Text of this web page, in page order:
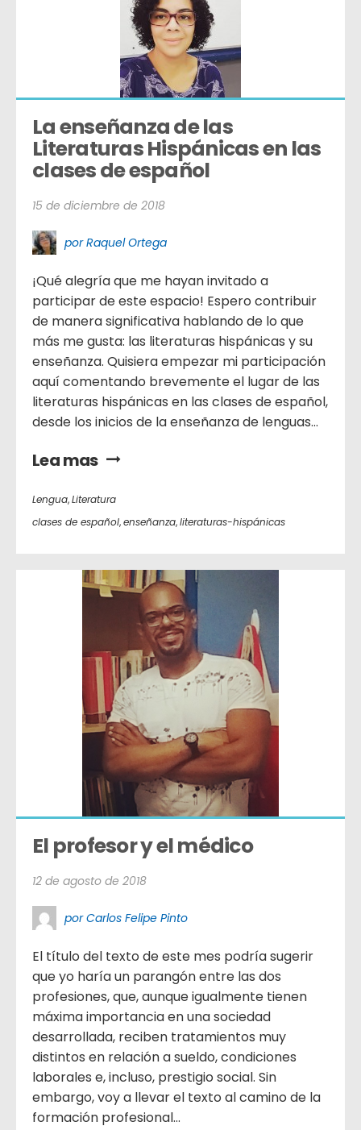
La enseñanza de las
Literaturas Hispánicas en las
clases de español
15 de diciembre de 2018
por Raquel Ortega
¡Qué alegría que me hayan invitado a
participar de este espacio! Espero contribuir
de manera significativa hablando de lo que
más me gusta: las literaturas hispánicas y su
enseñanza. Quisiera empezar mi participación
aquí comentando brevemente el lugar de las
literaturas hispánicas en las clases de español,
desde los inicios de la enseñanza de lenguas...
Lea mas
Lengua,Literatura
clases de español,enseñanza,literaturas-hispánicas
El profesor y el médico
12 de agosto de 2018
por Carlos Felipe Pinto
El título del texto de este mes podría sugerir
que yo haría un parangón entre las dos
profesiones, que, aunque igualmente tienen
máxima importancia en una sociedad
desarrollada, reciben tratamientos muy
distintos en relación a sueldo, condiciones
laborales e, incluso, prestigio social. Sin
embargo, voy a llevar el texto al camino de la
formación profesional...